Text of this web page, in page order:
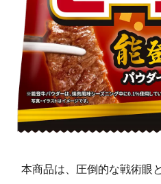
本商品は、圧倒的な戦術眼